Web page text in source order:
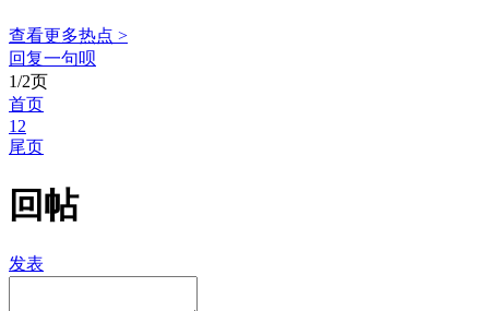
查看更多热点 >
回复一句呗
1/2页
首页
1 2
尾页
回帖
发表